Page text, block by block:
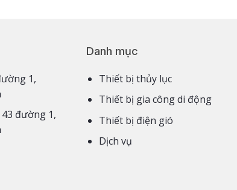
đường 1,
43 đường 1,
Danh mục
Thiết bị thủy lục
Thiết bị gia công di động
Thiết bị điện gió
Dịch vụ